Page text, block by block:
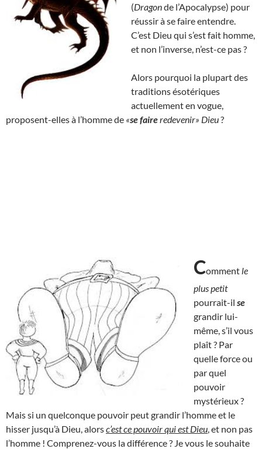
(Dragonde l’Apocalypse) pour
réussir à se faire entendre.
C’est Dieu qui s’est fait homme,
et non l’inverse, n’est-ce pas ?
Alors pourquoi la plupart des
traditions ésotériques
actuellement en vogue,
proposent-elles à l’homme de «se faireredevenir» Dieu?
Comment le
plus petit
pourrait-il se
grandir lui-
même, s’il vous
plaît ? Par
quelle force ou
par quel
pouvoir
mystérieux ?
Mais si un quelconque pouvoir peut grandir l’homme et le
hisser jusqu’à Dieu, alorsc’est ce pouvoir qui est Dieu , et non pas
l’homme ! Comprenez-vous la différence ? Je vous le souhaite